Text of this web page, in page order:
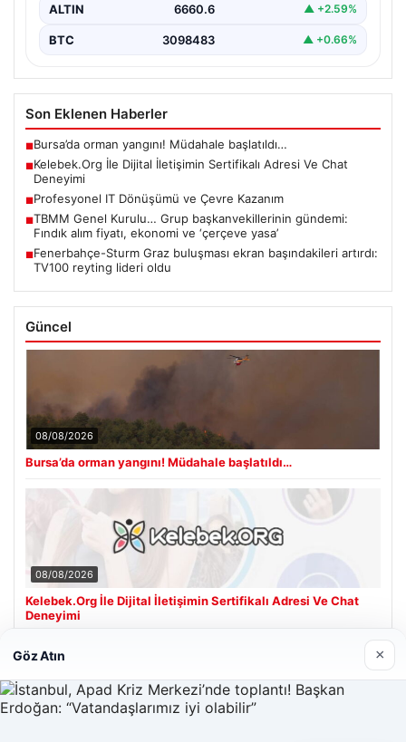
ALTIN 6660.6 ▲ +2.59%
BTC 3098483 ▲ +0.66%
Son Eklenen Haberler
■Bursa’da orman yangını! Müdahale başlatıldı…
■Kelebek.Org İle Dijital İletişimin Sertifikalı Adresi Ve Chat
Deneyimi
■Profesyonel IT Dönüşümü ve Çevre Kazanım
■TBMM Genel Kurulu… Grup başkanvekillerinin gündemi:
Fındık alım fiyatı, ekonomi ve ‘çerçeve yasa’
■Fenerbahçe-Sturm Graz buluşması ekran başındakileri artırdı:
TV100 reyting lideri oldu
Güncel
08/08/2026
Bursa’da orman yangını! Müdahale başlatıldı…
08/08/2026
Kelebek.Org İle Dijital İletişimin Sertifikalı Adresi Ve Chat
Deneyimi
Son Eklenen Firmalar
Göz Atın ×